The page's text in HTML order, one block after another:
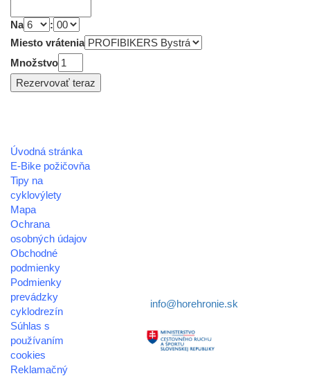
Na
:
Miesto vrátenia
Množstvo
Úvodná stránka
E-Bike požičovňa
Tipy na
cyklovýlety
Mapa
Ochrana
osobných údajov
Obchodné
podmienky
Podmienky
prevádzky
cyklodrezín
Súhlas s
používaním
cookies
Reklamačný
info@horehronie.sk